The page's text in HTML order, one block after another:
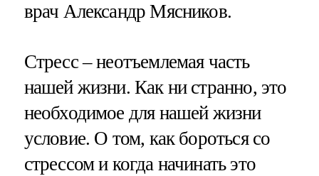
врач Александр Мясников.
Стресс – неотъемлемая часть
нашей жизни. Как ни странно, это
необходимое для нашей жизни
условие. О том, как бороться со
стрессом и когда начинать это